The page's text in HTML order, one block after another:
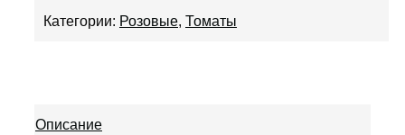
Категории: Розовые, Томаты
Описание